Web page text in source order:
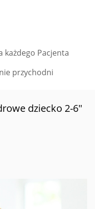
każdego Pacjenta
przychodni
dziecko 2-6"